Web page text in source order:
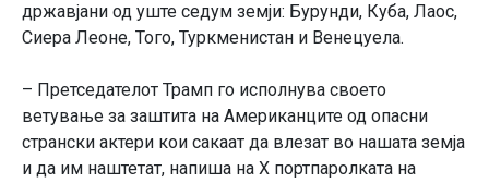
државјани од уште седум земји: Бурунди, Куба, Лаос,
Сиера Леоне, Того, Туркменистан и Венецуела.
– Претседателот Трамп го исполнува своето
ветување за заштита на Американците од опасни
странски актери кои сакаат да влезат во нашата земја
и да им наштетат, напиша на X портпаролката на